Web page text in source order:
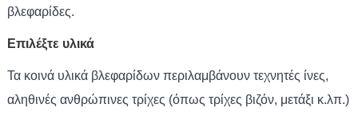
βλεφαρίδες.
Επιλέξτε υλικά
Τα κοινά υλικά βλεφαρίδων περιλαμβάνουν τεχνητές ίνες,
αληθινές ανθρώπινες τρίχες (όπως τρίχες βιζόν, μετάξι κ.λπ.)